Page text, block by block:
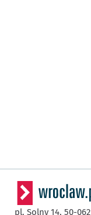
pl. Solny 14, 50-062